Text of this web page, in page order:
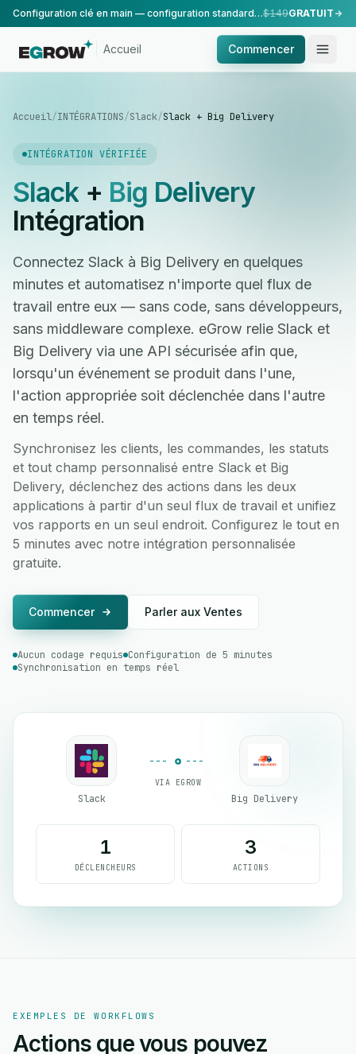
Configuration clé en main — configuration standard, réalisée par notre équipe.$149GRATUIT
Accueil Commencer
Accueil/INTÉGRATIONS/Slack/Slack + Big Delivery
INTÉGRATION VÉRIFIÉE
Slack+ Big Delivery
Intégration
Connectez Slack à Big Delivery en quelques
minutes et automatisez n'importe quel flux de
travail entre eux — sans code, sans développeurs,
sans middleware complexe. eGrow relie Slack et
Big Delivery via une API sécurisée afin que,
lorsqu'un événement se produit dans l'une,
l'action appropriée soit déclenchée dans l'autre
en temps réel.
Synchronisez les clients, les commandes, les statuts
et tout champ personnalisé entre Slack et Big
Delivery, déclenchez des actions dans les deux
applications à partir d'un seul flux de travail et unifiez
vos rapports en un seul endroit. Configurez le tout en
5 minutes avec notre intégration personnalisée
gratuite.
Commencer Parler aux Ventes
Aucun codage requis Configuration de 5 minutes
Synchronisation en temps réel
Slack
VIA EGROW
Big Delivery
1
DÉCLENCHEURS
3
ACTIONS
EXEMPLES DE WORKFLOWS
Actions que vous pouvez